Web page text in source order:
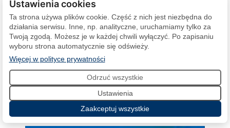
Warsztaty fotografii sportowej
18 marca 2023
16 marca w Centrum Olimpijskim pod okiem mistrzów
fotografii sportowej Aleksandry Szmigiel i Szymona
Sikory odbyły się warsztaty fotograficzne. Były one
nagrodą dla…
Ustawienia cookies
Ta strona używa plików cookie. Część z nich jest niezbędna do
działania serwisu. Inne, np. analityczne, uruchamiamy tylko za
Twoją zgodą. Możesz je w każdej chwili wyłączyć. Po zapisaniu
wyboru strona automatycznie się odświeży.
Więcej w polityce prywatności(otwiera się w nowej karcie)
Odrzuć wszystkie
Ustawienia
Zaakceptuj wszystkie